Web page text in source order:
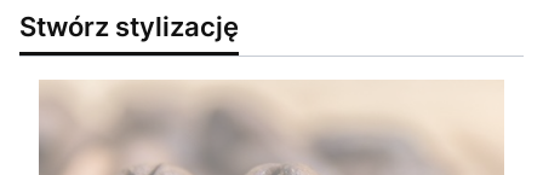
Stwórz stylizację